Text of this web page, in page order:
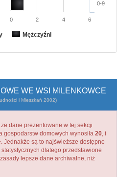
Mężczyźni
0-9
0 2 4 6
WE WSI MILENKOWCE
i Mieszkań 2002)
dane prezentowane w tej sekcji
gospodarstw domowych wynosiła 20, i
Jednakże są to najświeższe dostępne
dlatego przedstawione
lepsze dane archiwalne, niż